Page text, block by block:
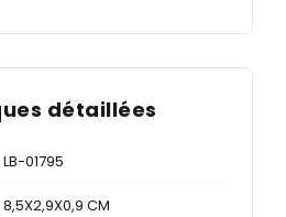
détaillées
LB-01795
8,5X2,9X0,9 CM